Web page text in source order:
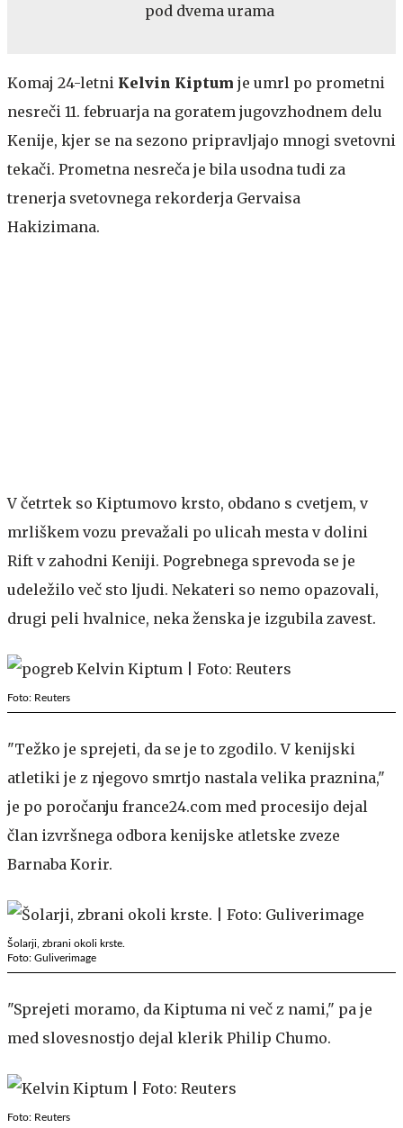
pod dvema urama
Komaj 24-letni Kelvin Kiptum je umrl po prometni
nesreči 11. februarja na goratem jugovzhodnem delu
Kenije, kjer se na sezono pripravljajo mnogi svetovni
tekači. Prometna nesreča je bila usodna tudi za
trenerja svetovnega rekorderja Gervaisa
Hakizimana.
V četrtek so Kiptumovo krsto, obdano s cvetjem, v
mrliškem vozu prevažali po ulicah mesta v dolini
Rift v zahodni Keniji. Pogrebnega sprevoda se je
udeležilo več sto ljudi. Nekateri so nemo opazovali,
drugi peli hvalnice, neka ženska je izgubila zavest.
Foto: Reuters
"Težko je sprejeti, da se je to zgodilo. V kenijski
atletiki je z njegovo smrtjo nastala velika praznina,"
je po poročanju france24.com med procesijo dejal
član izvršnega odbora kenijske atletske zveze
Barnaba Korir.
Šolarji, zbrani okoli krste.
Foto: Guliverimage
"Sprejeti moramo, da Kiptuma ni več z nami," pa je
med slovesnostjo dejal klerik Philip Chumo.
Foto: Reuters